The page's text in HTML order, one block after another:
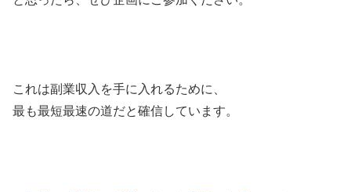
これは副業収入を手に入れるために、
最も最短最速の道だと確信しています。